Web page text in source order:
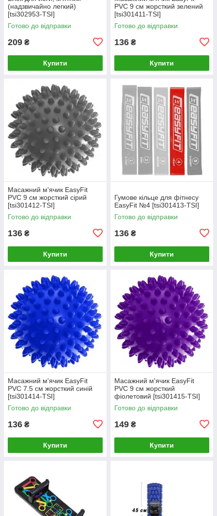
(надзвичайно легкий)
[tsi302953-TSI]
Готово до відправки
209 ₴
Купити
PVC 9 см жорсткий зелений
[tsi301411-TSI]
Готово до відправки
136 ₴
Купити
Масажний м'ячик EasyFit
PVC 9 см жорсткий сірий
[tsi301412-TSI]
Готово до відправки
136 ₴
Купити
Гумове кільце для фітнесу
EasyFit №4 [tsi301413-TSI]
Готово до відправки
136 ₴
Купити
Масажний м'ячик EasyFit
PVC 7.5 см жорсткий синій
[tsi301414-TSI]
Готово до відправки
136 ₴
Купити
Масажний м'ячик EasyFit
PVC 9 см жорсткий
фіолетовий [tsi301415-TSI]
Готово до відправки
149 ₴
Купити